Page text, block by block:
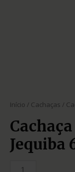
Início / Cachaças /
Jequiba